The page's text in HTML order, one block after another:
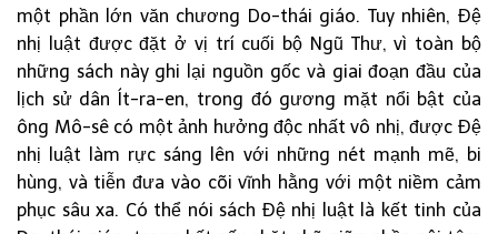
một phần lớn văn chương Do-thái giáo. Tuy nhiên, Đệ
nhị luật được đặt ở vị trí cuối bộ Ngũ Thư, vì toàn bộ
những sách này ghi lại nguồn gốc và giai đoạn đầu của
lịch sử dân Ít-ra-en, trong đó gương mặt nổi bật của
ông Mô-sê có một ảnh hưởng độc nhất vô nhị, được Đệ
nhị luật làm rực sáng lên với những nét mạnh mẽ, bi
hùng, và tiễn đưa vào cõi vĩnh hằng với một niềm cảm
phục sâu xa. Có thể nói sách Đệ nhị luật là kết tinh của